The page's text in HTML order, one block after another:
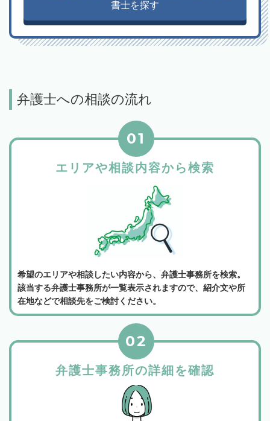
書士を探す
弁護士への相談の流れ
エリアや相談内容から検索
01
希望のエリアや相談したい内容から、弁護士事務所を検索。
該当する弁護士事務所が一覧表示されますので、紹介文や所
在地などで相談先をご検討ください。
弁護士事務所の詳細を確認
02